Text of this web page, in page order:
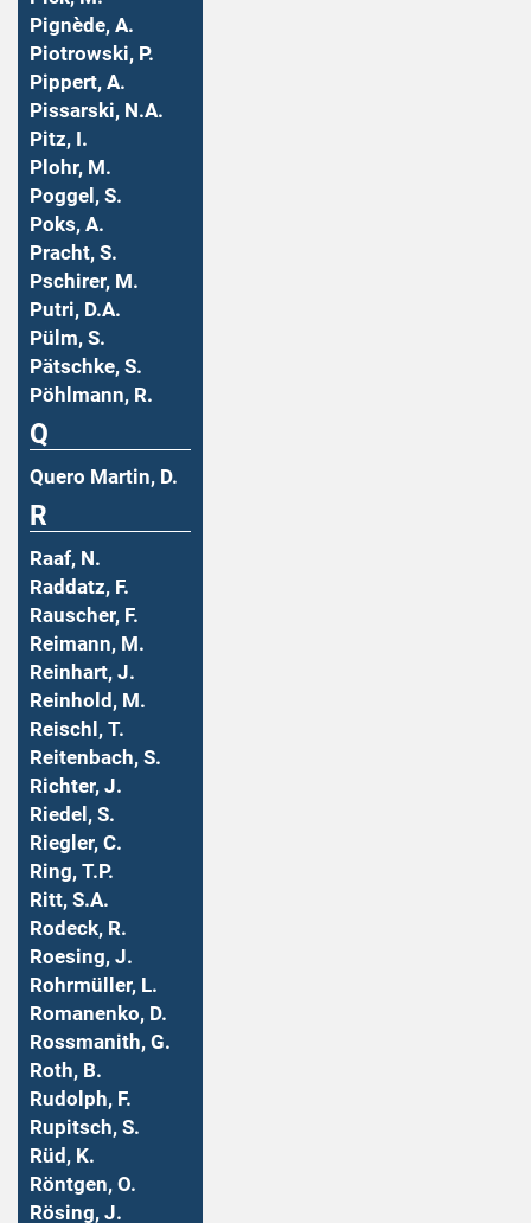
Pignède, A.
Piotrowski, P.
Pippert, A.
Pissarski, N.A.
Pitz, I.
Plohr, M.
Poggel, S.
Poks, A.
Pracht, S.
Pschirer, M.
Putri, D.A.
Pülm, S.
Pätschke, S.
Pöhlmann, R.
Q
Quero Martin, D.
R
Raaf, N.
Raddatz, F.
Rauscher, F.
Reimann, M.
Reinhart, J.
Reinhold, M.
Reischl, T.
Reitenbach, S.
Richter, J.
Riedel, S.
Riegler, C.
Ring, T.P.
Ritt, S.A.
Rodeck, R.
Roesing, J.
Rohrmüller, L.
Romanenko, D.
Rossmanith, G.
Roth, B.
Rudolph, F.
Rupitsch, S.
Rüd, K.
Röntgen, O.
Rösing, J.